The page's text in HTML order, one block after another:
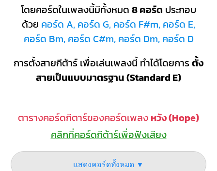
โดยคอร์ดในเพลงนี้มีทั้งหมด 8 คอร์ด ประกอบ
ด้วย คอร์ด A, คอร์ด G, คอร์ด F#m, คอร์ด E,
คอร์ด Bm, คอร์ด C#m, คอร์ด Dm, คอร์ด D
การตั้งสายกีต้าร์ เพื่อเล่นเพลงนี้ ทำได้โดยการตั้ง
สายเป็นแบบมาตรฐาน (Standard E)
ตารางคอร์ดกีตาร์ของคอร์ดเพลง หวัง (Hope)
คลิกที่คอร์ดกีต้าร์เพื่อฟังเสียง
แสดงคอร์ดทั้งหมด ▼